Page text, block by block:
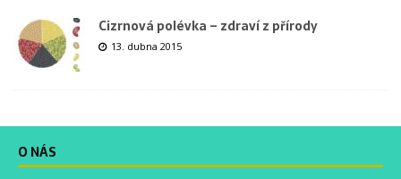
Cizrnová polévka – zdraví z přírody
13. dubna 2015
O NÁS